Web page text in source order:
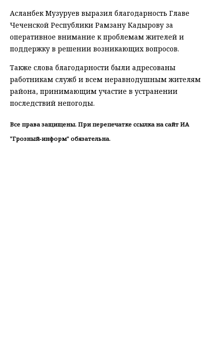
Асланбек Музуруев выразил благодарность Главе
Чеченской Республики Рамзану Кадырову за
оперативное внимание к проблемам жителей и
поддержку в решении возникающих вопросов.
Также слова благодарности были адресованы
работникам служб и всем неравнодушным жителям
района, принимающим участие в устранении
последствий непогоды.
Все права защищены. При перепечатке ссылка на сайт ИА
"Грозный-информ" обязательна.